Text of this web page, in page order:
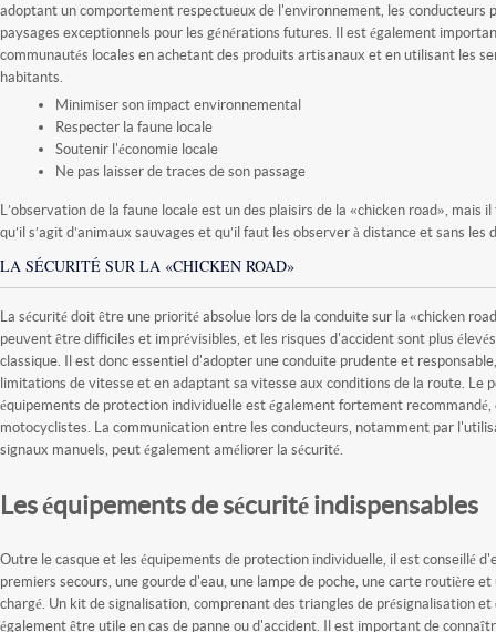
adoptant un comportement respectueux de l'environnement, les conducteurs
paysages exceptionnels pour les générations futures. Il est également
communautés locales en achetant des produits artisanaux et en utilisant les
habitants.
Minimiser son impact environnemental
Respecter la faune locale
Soutenir l'économie locale
Ne pas laisser de traces de son passage
L’observation de la faune locale est un des plaisirs de la «chicken road», mais
qu’il s’agit d’animaux sauvages et qu’il faut les observer à distance et sans les
LA SÉCURITÉ SUR LA «CHICKEN ROAD»
La sécurité doit être une priorité absolue lors de la conduite sur la «chicken
peuvent être difficiles et imprévisibles, et les risques d'accident sont plus
classique. Il est donc essentiel d'adopter une conduite prudente et
limitations de vitesse et en adaptant sa vitesse aux conditions de la route. Le
équipements de protection individuelle est également fortement
motocyclistes. La communication entre les conducteurs, notamment par
signaux manuels, peut également améliorer la sécurité.
Les équipements de sécurité indispensables
Outre le casque et les équipements de protection individuelle, il est conseillé
premiers secours, une gourde d'eau, une lampe de poche, une carte routière
chargé. Un kit de signalisation, comprenant des triangles de présignalisation
également être utile en cas de panne ou d'accident. Il est important de